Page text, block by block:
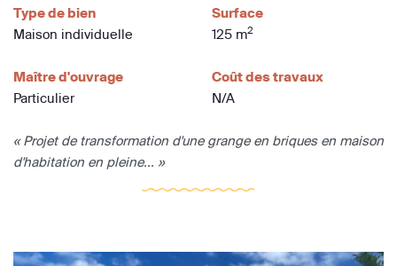
Type de bien
Maison individuelle
Surface
125 m2
Maître d'ouvrage
Particulier
Coût des travaux
N/A
« Projet de transformation d'une grange en briques en maison
d'habitation en pleine... »